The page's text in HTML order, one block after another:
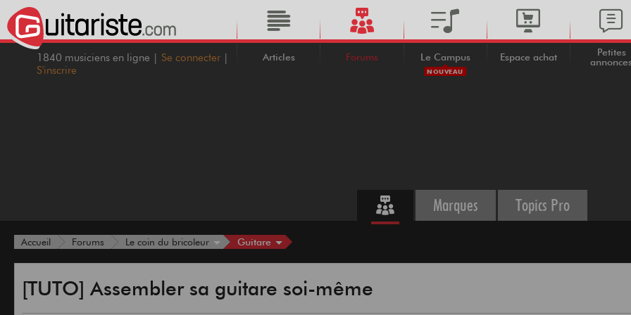
1840 musiciens en ligne | Se connecter |
S'inscrire
Articles Forums Le Campus
NOUVEAU
Espace achat
Petites
Marques Topics Pro
Accueil Forums Le coin du bricoleur Guitare
[TUTO] Assembler sa guitare soi-même